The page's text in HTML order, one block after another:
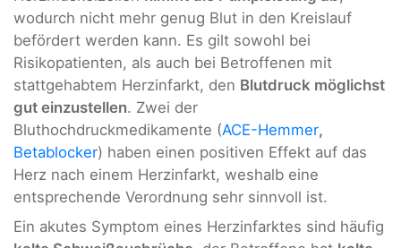
wodurch nicht mehr genug Blut in den Kreislauf
befördert werden kann. Es gilt sowohl bei
Risikopatienten, als auch bei Betroffenen mit
stattgehabtem Herzinfarkt, den Blutdruck möglichst
gut einzustellen. Zwei der
Bluthochdruckmedikamente (ACE-Hemmer,
Betablocker) haben einen positiven Effekt auf das
Herz nach einem Herzinfarkt, weshalb eine
entsprechende Verordnung sehr sinnvoll ist.
Ein akutes Symptom eines Herzinfarktes sind häufig